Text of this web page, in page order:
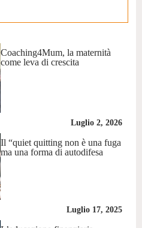
Coaching4Mum, la maternità
come leva di crescita
Luglio 2, 2026
Il “quiet quitting non è una fuga
ma una forma di autodifesa
Luglio 17, 2025